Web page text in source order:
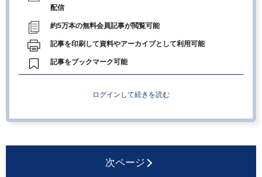
配信
約5万本の無料会員記事が閲覧可能
記事を印刷して資料やアーカイブとして利用可能
記事をブックマーク可能
ログインして続きを読む
次ページ